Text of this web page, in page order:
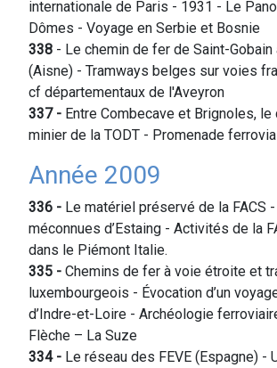
internationale de Paris - 1931 - Le
Dômes - Voyage en Serbie et Bosnie
338 - Le chemin de fer de Saint-Gobain
(Aisne) - Tramways belges sur voies
cf départementaux de l'Aveyron
337 - Entre Combecave et Brignoles,
minier de la TODT - Promenade
Année 2009
336 - Le matériel préservé de la FACS
méconnues d’Estaing - Activités de la
dans le Piémont Italie.
335 - Chemins de fer à voie étroite et
luxembourgeois - Évocation d’un
d’Indre-et-Loire - Archéologie
Flèche – La Suze
334- Le réseau des FEVE (Espagne) -